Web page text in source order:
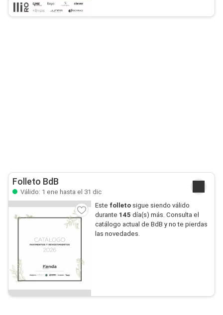
Folleto BdB
Válido: 1 ene hasta el 31 dic
Este folletosigue siendo válido
durante 145 día(s) más. Consulta el
catálogo actual de BdB y no te pierdas
las novedades.